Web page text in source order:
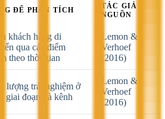
ĐỂ PHÂN TÍCH
TÁC GIẢ /
NGUỒN
khách hàng di
qua các điểm
theo thời gian
Lemon &
Verhoef
(2016)
lượng trải nghiệm ở
giai đoạn và kênh
Lemon &
Verhoef
(2016)